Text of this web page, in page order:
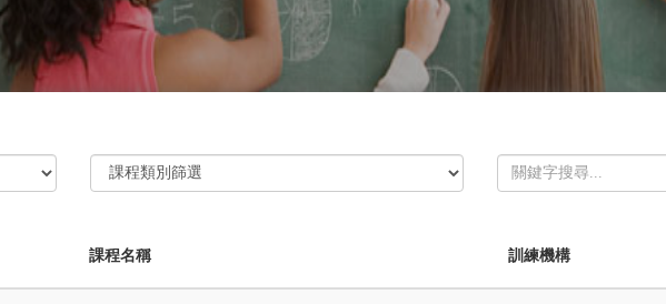
課程名稱 訓練機構